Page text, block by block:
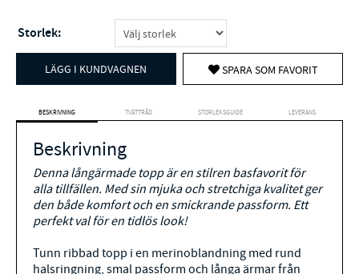
Storlek:
LÄGG I KUNDVAGNEN SPARA SOM FAVORIT
BESKRIVNING TVÄTTRÅD STORLEKSGUIDE LEVERANS
Beskrivning
Denna långärmade topp är en stilren basfavorit för
alla tillfällen. Med sin mjuka och stretchiga kvalitet ger
den både komfort och en smickrande passform. Ett
perfekt val för en tidlös look!
Tunn ribbad topp i en merinoblandning med rund
halsringning, smal passform och långa ärmar från